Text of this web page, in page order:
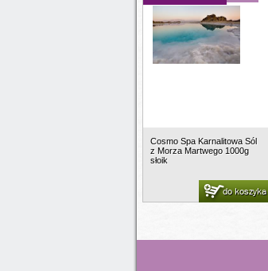
Cosmo Spa Karnalitowa Sól
z Morza Martwego 1000g
słoik
do koszyka